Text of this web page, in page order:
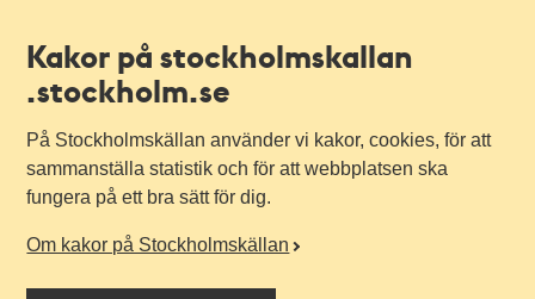
Kakor på stockholmskallan
.stockholm.se
På Stockholmskällan använder vi kakor, cookies, för att
sammanställa statistik och för att webbplatsen ska
fungera på ett bra sätt för dig.
Om kakor på Stockholmskällan